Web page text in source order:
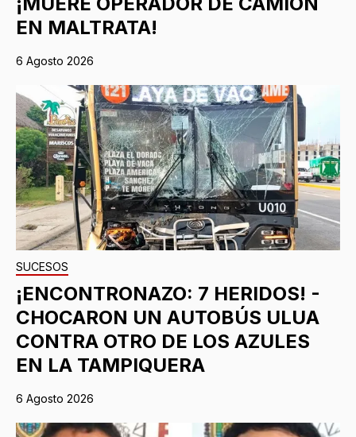
EN MALTRATA!
6 Agosto 2026
SUCESOS
¡ENCONTRONAZO: 7 HERIDOS! -
CHOCARON UN AUTOBÚS ULUA
CONTRA OTRO DE LOS AZULES
EN LA TAMPIQUERA
6 Agosto 2026